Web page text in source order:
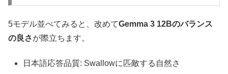
5モデル並べてみると、改めてGemma 3 12Bのバランス
の良さが際立ちます。
日本語応答品質: Swallowに匹敵する自然さ